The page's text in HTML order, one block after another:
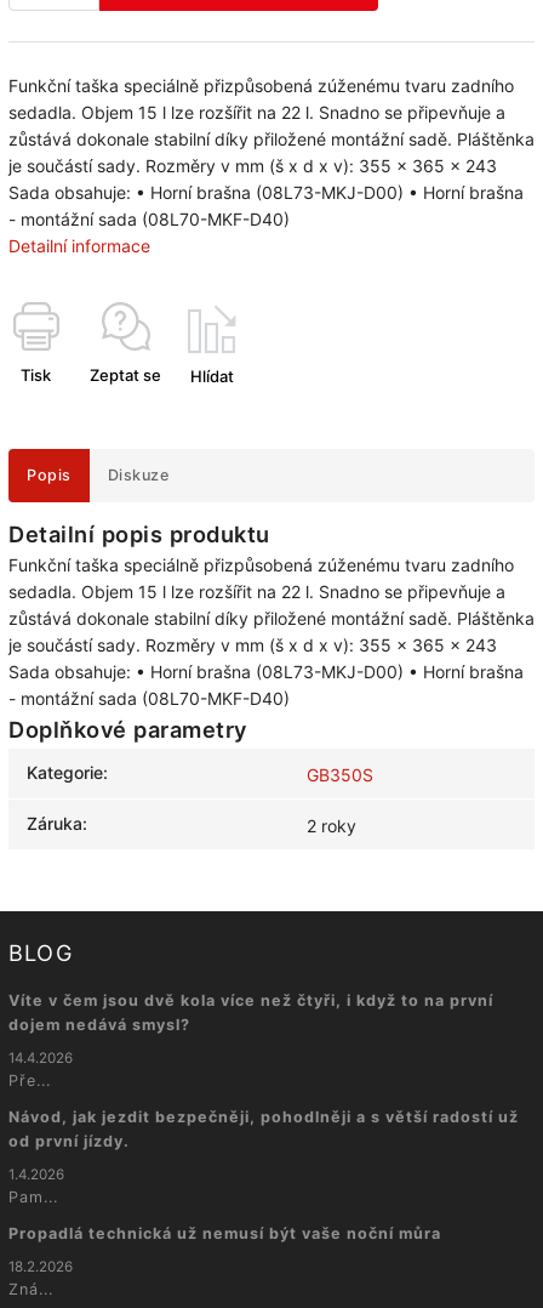
Funkční taška speciálně přizpůsobená zúženému tvaru zadního
sedadla. Objem 15 l lze rozšířit na 22 l. Snadno se připevňuje a
zůstává dokonale stabilní díky přiložené montážní sadě. Pláštěnka
je součástí sady. Rozměry v mm (š x d x v): 355 x 365 x 243
Sada obsahuje: • Horní brašna (08L73-MKJ-D00) • Horní brašna
- montážní sada (08L70-MKF-D40)
Detailní informace
Tisk Zeptat se Hlídat
Popis Diskuze
Detailní popis produktu
Funkční taška speciálně přizpůsobená zúženému tvaru zadního
sedadla. Objem 15 l lze rozšířit na 22 l. Snadno se připevňuje a
zůstává dokonale stabilní díky přiložené montážní sadě. Pláštěnka
je součástí sady. Rozměry v mm (š x d x v): 355 x 365 x 243
Sada obsahuje: • Horní brašna (08L73-MKJ-D00) • Horní brašna
- montážní sada (08L70-MKF-D40)
Doplňkové parametry
Kategorie: GB350S
Záruka: 2 roky
BLOG
Víte v čem jsou dvě kola více než čtyři, i když to na první
dojem nedává smysl?
14.4.2026
Pře...
Návod, jak jezdit bezpečněji, pohodlněji a s větší radostí už
od první jízdy.
1.4.2026
Pam...
Propadlá technická už nemusí být vaše noční můra
18.2.2026
Zná...